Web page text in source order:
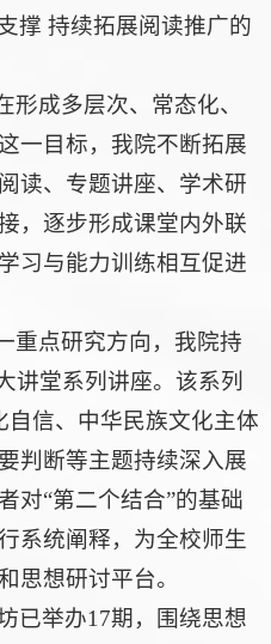
撑 持续拓展阅读推广的
形成多层次、常态化、
一目标，我院不断拓展
读、专题讲座、学术研
，逐步形成课堂内外联
习与能力训练相互促进
重点研究方向，我院持
讲堂系列讲座。该系列
信、中华民族文化主体
判断等主题持续深入展
对“第二个结合”的基础
系统阐释，为全校师生
思想研讨平台。
已举办17期，围绕思想